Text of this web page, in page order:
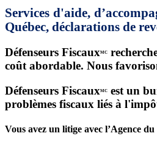
Services d'aide,
Québec, déclarations de
Défenseurs FiscauxMC
coût abordable. Nous
Défenseurs FiscauxMC
est un
problèmes fiscaux liés à
Vous avez un litige avec l’Agence